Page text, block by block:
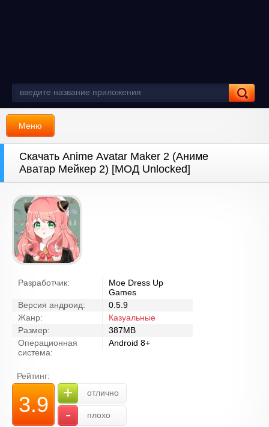
Меню
Скачать Anime Avatar Maker 2 (Аниме
Аватар Мейкер 2) [МОД Unlocked]
Разработчик:
Moe Dress Up
Games
Версия андроид:
0.5.9
Жанр:
Казуальные
Размер:
387MB
Операционная
система:
Android 8+
Рейтинг:
3.9 + отлично
-
плохо